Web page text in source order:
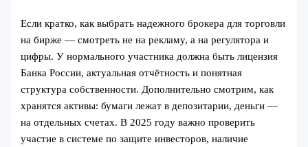
Если кратко, как выбрать надежного брокера для торговли
на бирже — смотреть не на рекламу, а на регулятора и
цифры. У нормального участника должна быть лицензия
Банка России, актуальная отчётность и понятная
структура собственности. Дополнительно смотрим, как
хранятся активы: бумаги лежат в депозитарии, деньги —
на отдельных счетах. В 2025 году важно проверить
участие в системе по защите инвесторов, наличие